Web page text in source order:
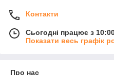
Контакти
Сьогодні працює з
Показати весь графік
Про нас